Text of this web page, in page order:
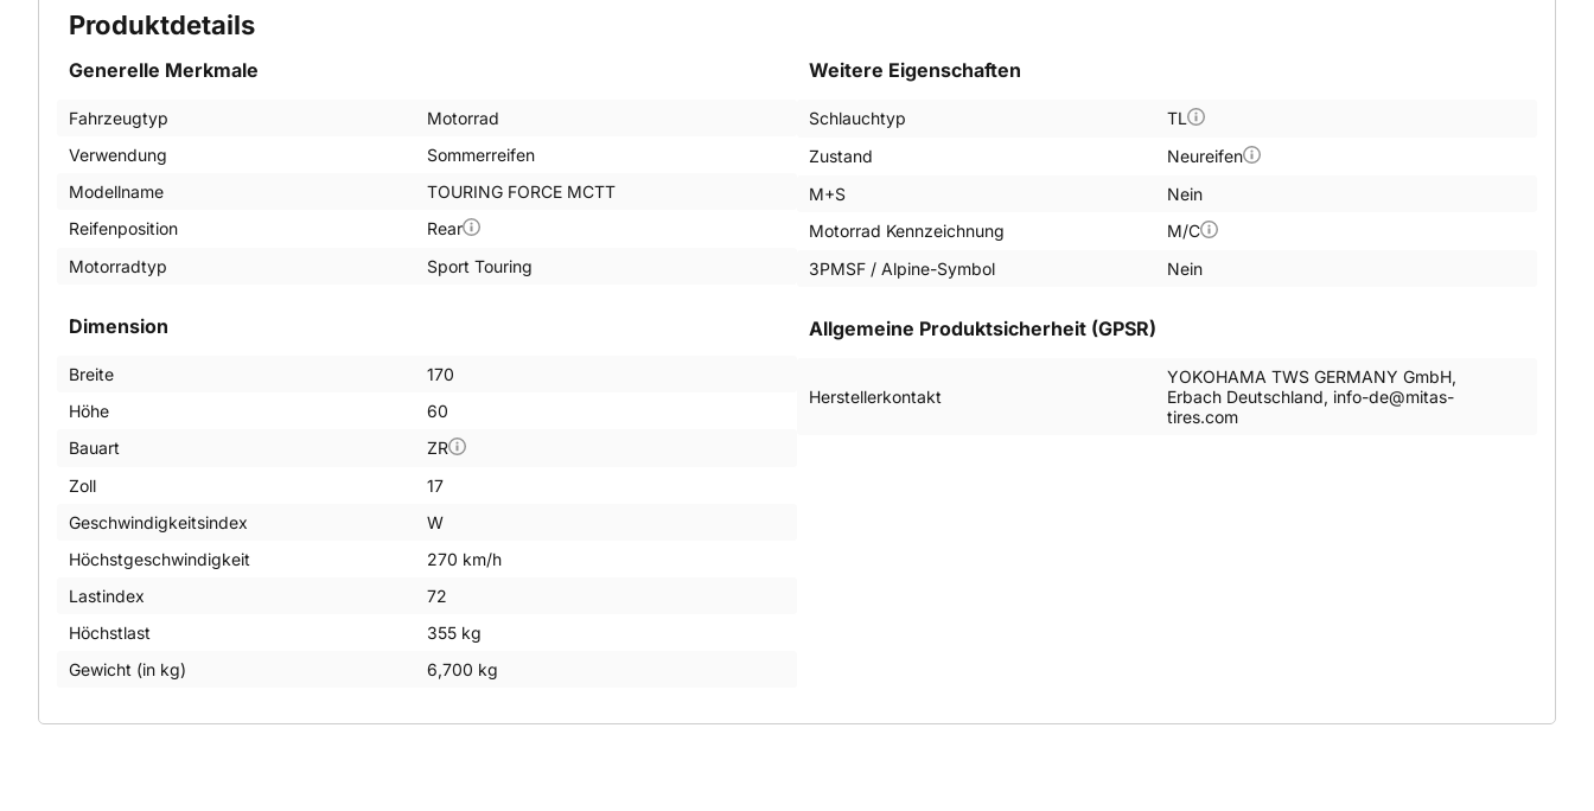
Produktdetails
Dimension
Breite
170
Höhe
60
Bauart
ZR
Zoll
17
Geschwindigkeitsindex
W
Höchstgeschwindigkeit
270 km/h
Lastindex
72
Höchstlast
355 kg
Gewicht (in kg)
6,700 kg
Generelle Merkmale
Fahrzeugtyp
Motorrad
Verwendung
Sommerreifen
Modellname
TOURING FORCE MCTT
Reifenposition
Rear
Motorradtyp
Sport Touring
Weitere Eigenschaften
Schlauchtyp
TL
Zustand
Neureifen
M+S
Nein
Motorrad Kennzeichnung
M/C
3PMSF / Alpine-Symbol
Nein
Allgemeine Produktsicherheit (GPSR)
Herstellerkontakt
YOKOHAMA TWS GERMANY GmbH,
Erbach Deutschland, info-de@mitas-
tires.com